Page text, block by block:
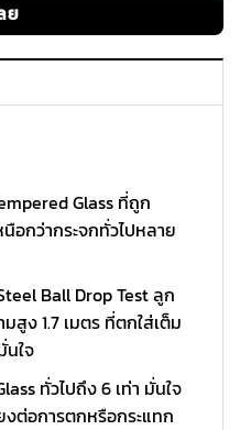
ย
Glass ที่ถูก
อกว่ากระจกทั่วไปหลาย
Ball Drop Test ลูก
สูง 1.7 เมตร ที่ตกใส่เต็ม
ใจ
ทั่วไปถึง 6 เท่า มั่นใจ
ต่อการตกหรือกระแทก